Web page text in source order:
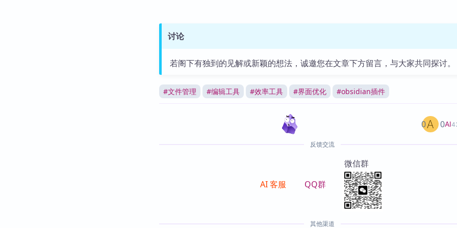
讨论
若阁下有独到的见解或新颖的想法，诚邀您在文章下方留言，与大家共同探讨。
#文件管理 #编辑工具 #效率工具 #界面优化 #obsidian插件
AI
0 0
反馈交流
AI 客服 QQ群
微信群
其他渠道